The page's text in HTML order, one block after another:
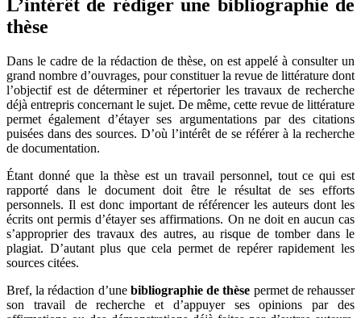
L’intérêt de rédiger une bibliographie de
thèse
Dans le cadre de la rédaction de thèse, on est appelé à consulter un
grand nombre d’ouvrages, pour constituer la revue de littérature dont
l’objectif est de déterminer et répertorier les travaux de recherche
déjà entrepris concernant le sujet. De même, cette revue de littérature
permet également d’étayer ses argumentations par des citations
puisées dans des sources. D’où l’intérêt de se référer à la recherche
de documentation.
Étant donné que la thèse est un travail personnel, tout ce qui est
rapporté dans le document doit être le résultat de ses efforts
personnels. Il est donc important de référencer les auteurs dont les
écrits ont permis d’étayer ses affirmations. On ne doit en aucun cas
s’approprier des travaux des autres, au risque de tomber dans le
plagiat. D’autant plus que cela permet de repérer rapidement les
sources citées.
Bref, la rédaction d’une bibliographie de thèse permet de rehausser
son travail de recherche et d’appuyer ses opinions par des